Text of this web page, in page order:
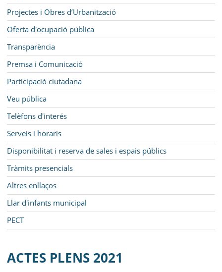
Projectes i Obres d’Urbanització
Oferta d'ocupació pública
Transparència
Premsa i Comunicació
Participació ciutadana
Veu pública
Telèfons d'interés
Serveis i horaris
Disponibilitat i reserva de sales i espais públics
Tràmits presencials
Altres enllaços
Llar d'infants municipal
PECT
ACTES PLENS 2021